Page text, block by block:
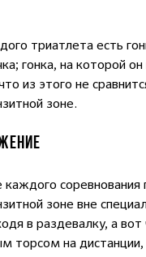
триатлета есть
гонка, на которой
из этого не
зоне.
каждого
зоне вне
в раздевалку, а
торсом на